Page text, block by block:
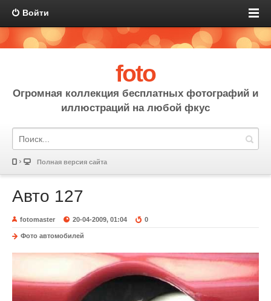
Войти
foto
Огромная коллекция бесплатных фотографий и
иллюстраций на любой фкус
Полная версия сайта
Авто 127
fotomaster 20-04-2009, 01:04 0
Фото автомобилей